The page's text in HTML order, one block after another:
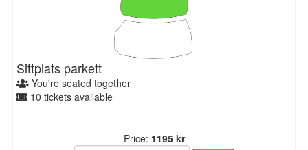
Sittplats parkett
You're seated together
10 tickets available
Price: 1195 kr